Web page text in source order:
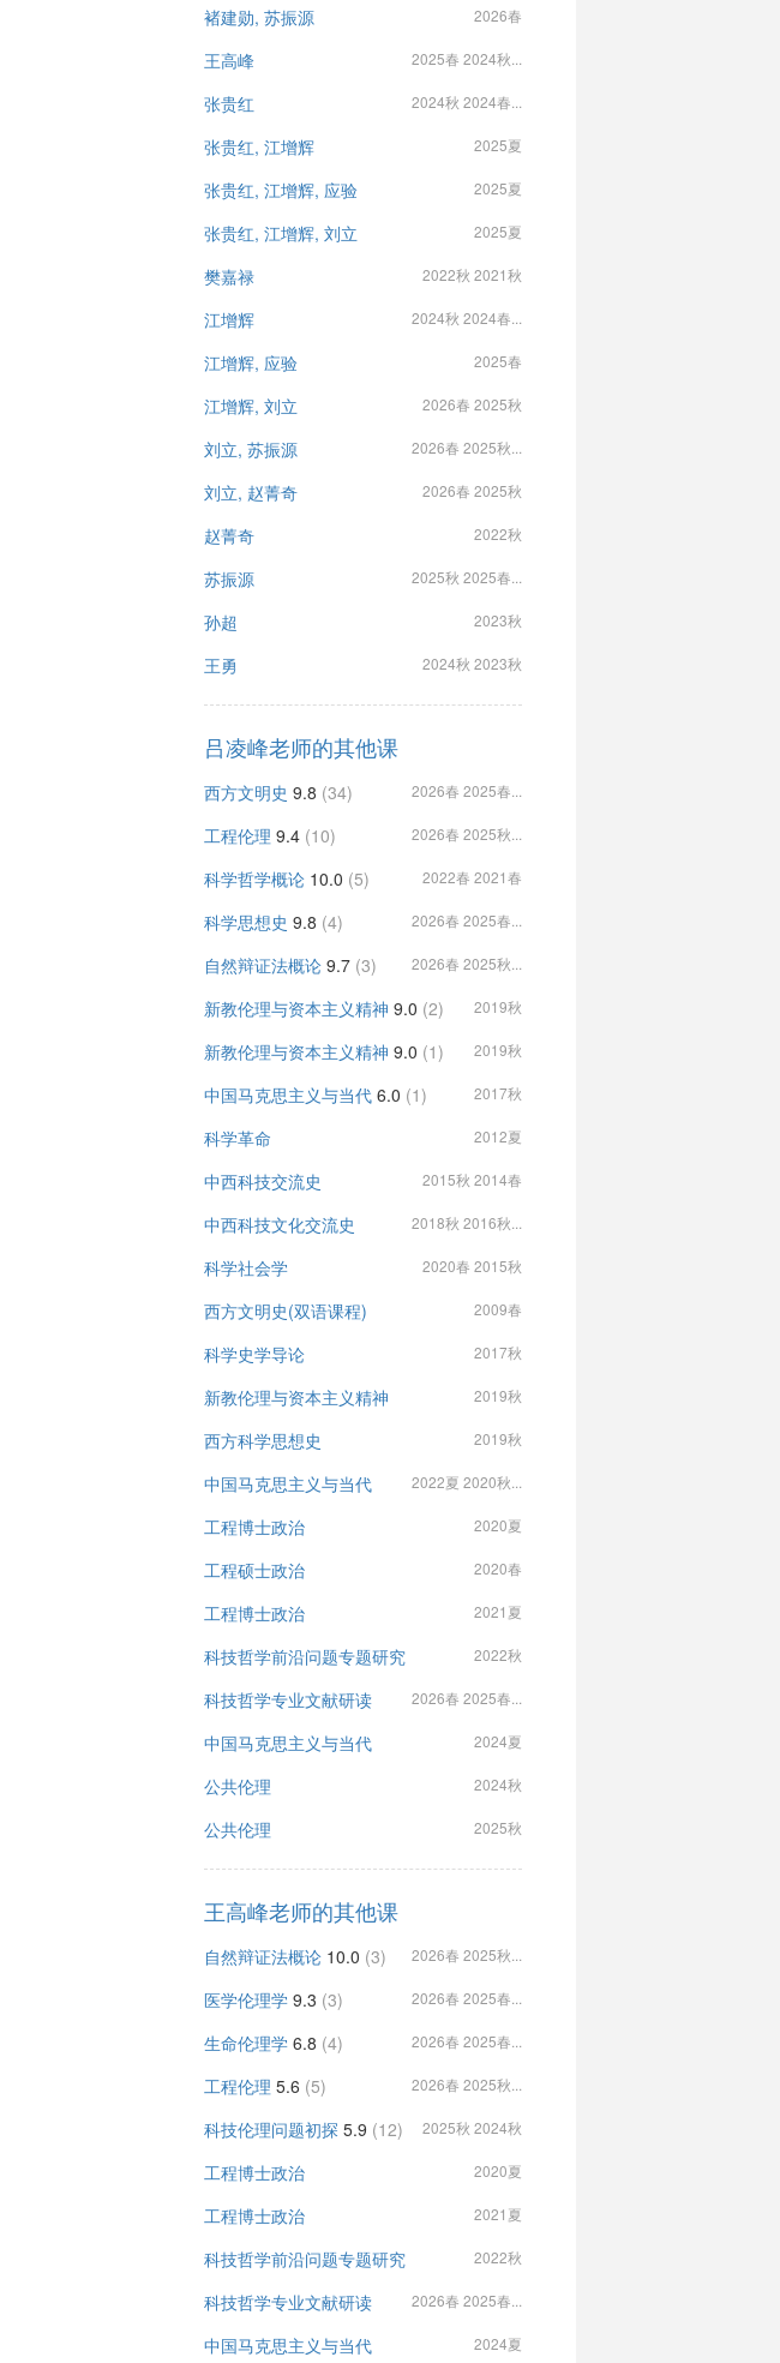
褚建勋, 苏振源 2026春
王高峰 2025春 2024秋...
张贵红 2024秋 2024春...
张贵红, 江增辉 2025夏
张贵红, 江增辉, 应验 2025夏
张贵红, 江增辉, 刘立 2025夏
樊嘉禄 2022秋 2021秋
江增辉 2024秋 2024春...
江增辉, 应验 2025春
江增辉, 刘立 2026春 2025秋
刘立, 苏振源 2026春 2025秋...
刘立, 赵菁奇 2026春 2025秋
赵菁奇 2022秋
苏振源 2025秋 2025春...
孙超 2023秋
王勇 2024秋 2023秋
吕凌峰老师的其他课
西方文明史 9.8 (34) 2026春 2025春...
工程伦理 9.4 (10) 2026春 2025秋...
科学哲学概论 10.0 (5) 2022春 2021春
科学思想史 9.8 (4) 2026春 2025春...
自然辩证法概论 9.7 (3) 2026春 2025秋...
新教伦理与资本主义精神 9.0 (2) 2019秋
新教伦理与资本主义精神 9.0 (1) 2019秋
中国马克思主义与当代 6.0 (1) 2017秋
科学革命 2012夏
中西科技交流史 2015秋 2014春
中西科技文化交流史 2018秋 2016秋...
科学社会学 2020春 2015秋
西方文明史(双语课程) 2009春
科学史学导论 2017秋
新教伦理与资本主义精神 2019秋
西方科学思想史 2019秋
中国马克思主义与当代 2022夏 2020秋...
工程博士政治 2020夏
工程硕士政治 2020春
工程博士政治 2021夏
科技哲学前沿问题专题研究 2022秋
科技哲学专业文献研读 2026春 2025春...
中国马克思主义与当代 2024夏
公共伦理 2024秋
公共伦理 2025秋
王高峰老师的其他课
自然辩证法概论 10.0 (3) 2026春 2025秋...
医学伦理学 9.3 (3) 2026春 2025春...
生命伦理学 6.8 (4) 2026春 2025春...
工程伦理 5.6 (5) 2026春 2025秋...
科技伦理问题初探 5.9 (12) 2025秋 2024秋
工程博士政治 2020夏
工程博士政治 2021夏
科技哲学前沿问题专题研究 2022秋
科技哲学专业文献研读 2026春 2025春...
中国马克思主义与当代 2024夏